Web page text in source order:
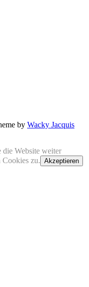
by Wacky Jacquis
die Website weiter
Cookies zu. Akzeptieren